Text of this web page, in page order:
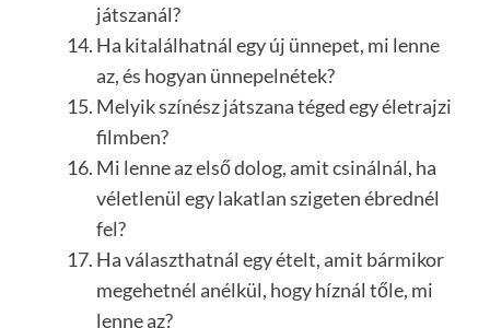
játszanál?
Ha kitalálhatnál egy új ünnepet, mi lenne
az, és hogyan ünnepelnétek?
Melyik színész játszana téged egy életrajzi
filmben?
Mi lenne az első dolog, amit csinálnál, ha
véletlenül egy lakatlan szigeten ébrednél
fel?
Ha választhatnál egy ételt, amit bármikor
megehetnél anélkül, hogy híznál tőle, mi
lenne az?